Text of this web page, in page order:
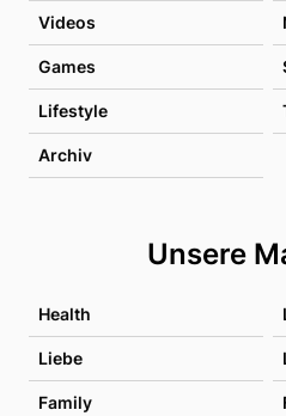
Videos
Games
Lifestyle
Archiv
Unsere
Health
Liebe
Family